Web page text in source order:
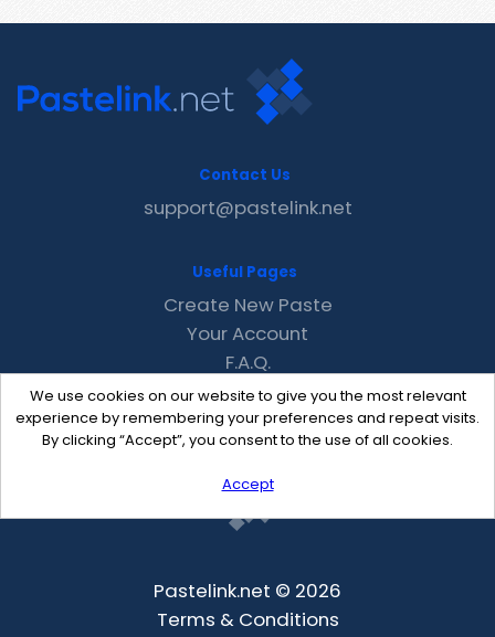
We use cookies on our website to give you the most relevant
experience by remembering your preferences and repeat visits.
By clicking “Accept”, you consent to the use of all cookies.
Accept
Contact Us
support@pastelink.net
Useful Pages
Create New Paste
Your Account
F.A.Q.
Recent
Contact
Pastelink.net © 2026
Terms & Conditions